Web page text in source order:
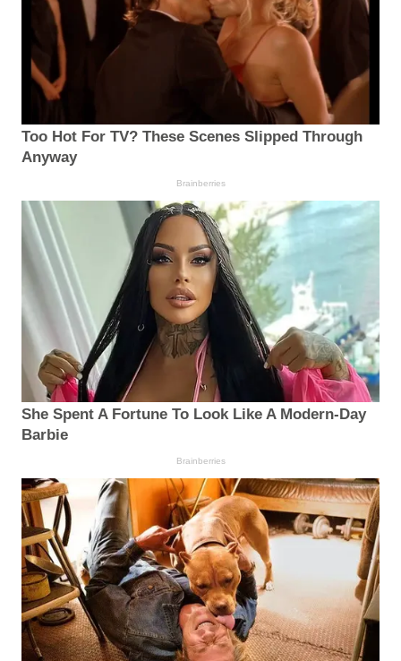
Too Hot For TV? These Scenes Slipped Through
Anyway
Brainberries
She Spent A Fortune To Look Like A Modern-Day
Barbie
Brainberries